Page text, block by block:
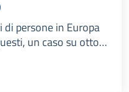
persone in Europa
un caso su otto è